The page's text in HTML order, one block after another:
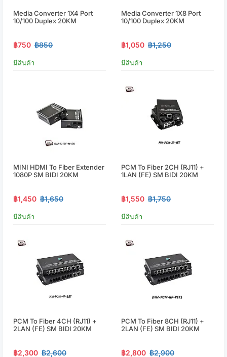
Media Converter 1X4 Port
10/100 Duplex 20KM
฿750 ฿850
มีสินค้า
Media Converter 1X8 Port
10/100 Duplex 20KM
฿1,050 ฿1,250
มีสินค้า
MINI HDMI To Fiber Extender
1080P SM BIDI 20KM
฿1,450 ฿1,650
มีสินค้า
PCM To Fiber 2CH (RJ11) +
1LAN (FE) SM BIDI 20KM
฿1,550 ฿1,750
มีสินค้า
PCM To Fiber 4CH (RJ11) +
2LAN (FE) SM BIDI 20KM
฿2,300 ฿2,600
PCM To Fiber 8CH (RJ11) +
2LAN (FE) SM BIDI 20KM
฿2,800 ฿2,900